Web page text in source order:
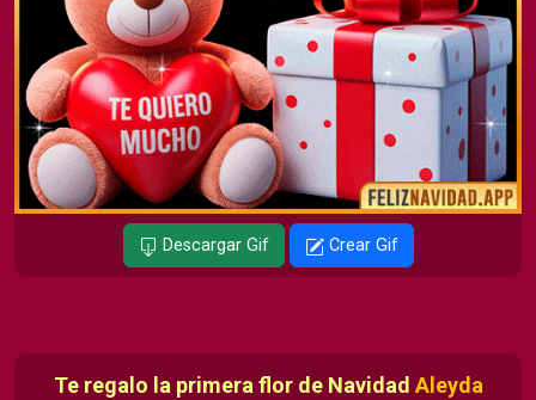
Descargar Gif Crear Gif
Te regalo la primera flor de Navidad Aleyda